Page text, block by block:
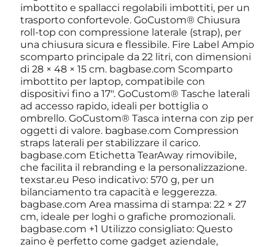
imbottito e spallacci regolabili imbottiti, per un
trasporto confortevole. GoCustom® Chiusura
roll-top con compressione laterale (strap), per
una chiusura sicura e flessibile. Fire Label Ampio
scomparto principale da 22 litri, con dimensioni
di 28 × 48 × 15 cm. bagbase.com Scomparto
imbottito per laptop, compatibile con
dispositivi fino a 17". GoCustom® Tasche laterali
ad accesso rapido, ideali per bottiglia o
ombrello. GoCustom® Tasca interna con zip per
oggetti di valore. bagbase.com Compression
straps laterali per stabilizzare il carico.
bagbase.com Etichetta TearAway rimovibile,
che facilita il rebranding e la personalizzazione.
texstar.eu Peso indicativo: 570 g, per un
bilanciamento tra capacità e leggerezza.
bagbase.com Area massima di stampa: 22 × 27
cm, ideale per loghi o grafiche promozionali.
bagbase.com +1 Utilizzo consigliato: Questo
zaino è perfetto come gadget aziendale,